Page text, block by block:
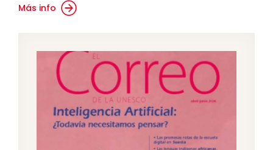
Más info